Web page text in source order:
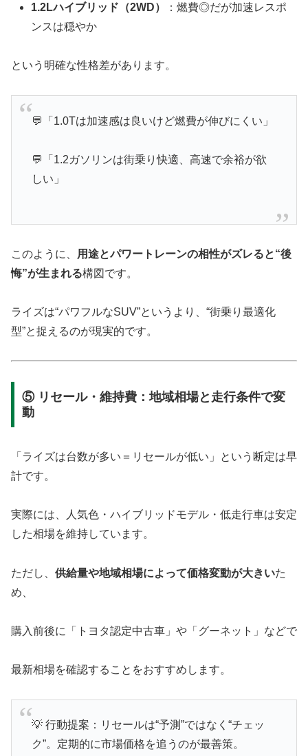
1.2Lハイブリッド（2WD）
：燃費◎だが加速レスポ
ンスは穏やか
という明確な性格差があります。
💬「1.0Tは加速感は良いけど燃費が伸びにくい」
💬「1.2ガソリンは街乗り快適、高速で余裕が欲
しい」
このように、
用途とパワートレーンの相性がズレると“後
悔”が生まれる構図です。
ライズは“パワフルなSUV”というより、“街乗り最適化
型”と捉えるのが現実的です。
⑤ リセール・維持費：地域相場と走行条件で変
動
「ライズは台数が多い＝リセールが低い」という断定は早
計です。
実際には、人気色・ハイブリッドモデル・低走行車は安定
した相場を維持しています。
ただし、 供給量や地域相場によって価格変動が大きいた
め、
購入前後に「トヨタ認定中古車」や「グーネット」などで
最新相場を確認することをおすすめします。
💡 行動提案：リセールは“予測”ではなく“チェッ
ク”。定期的に市場価格を追うのが最善策。